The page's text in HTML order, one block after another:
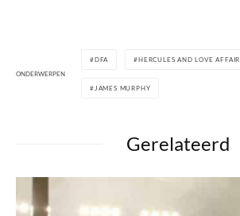
ONDERWERPEN
DFA HERCULES AND LOVE AFFAIR
JAMES MURPHY
Gerelateerd